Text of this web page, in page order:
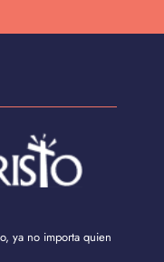
ya no importa quien